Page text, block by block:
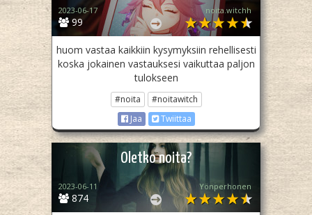
99
2023-06-17 noita.witchh
huom vastaa kaikkiin kysymyksiin rehellisesti
koska jokainen vastauksesi vaikuttaa paljon
tulokseen
#noita
#noitawitch
Jaa
Twiittaa
Oletko noita?
874
2023-06-11 Yönperhonen